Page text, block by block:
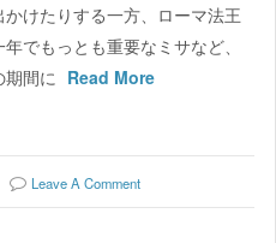
かけたりする一方、ローマ法王
年でもっとも重要なミサなど、
期間に Read More
Leave A Comment